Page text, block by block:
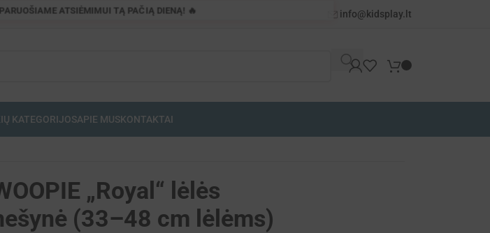
ATSIĖMIMUI TĄ PAČIĄ DIENĄ! 🔥 info@kidsplay.lt
KATEGORIJOSAPIE MUSKONTAKTAI
„Royal“ lėlės
(33–48 cm lėlėms)